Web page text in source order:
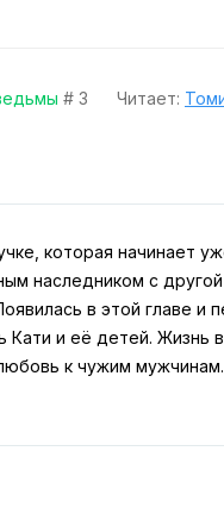
# 3 Читает:
которая начинает
наследником с
в этой главе и
и её детей. Жизнь
к чужим мужчинам.